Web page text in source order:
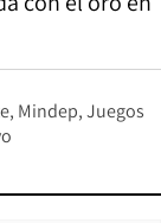
Mindep Juegos